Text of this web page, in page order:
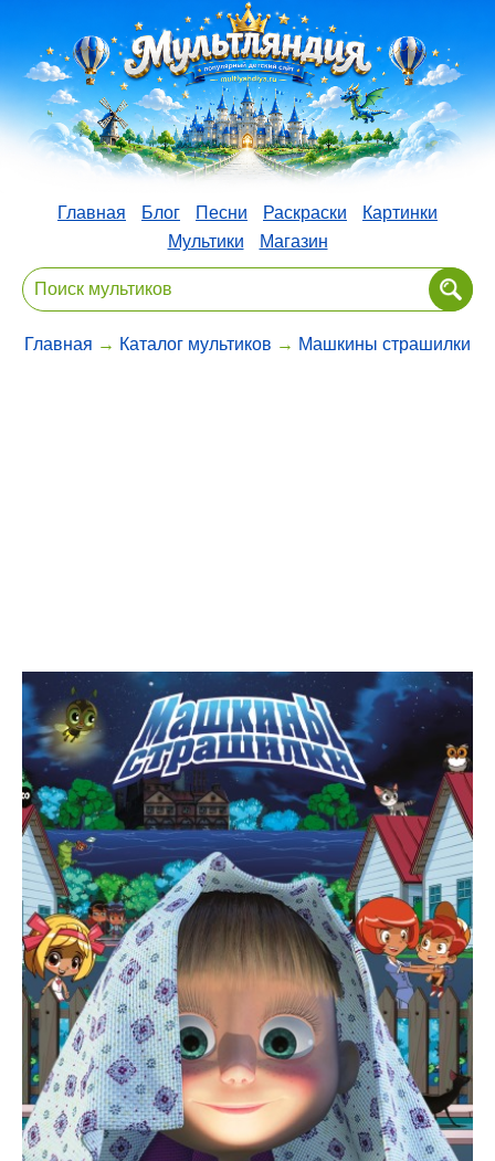
Главная Блог Песни Раскраски
Картинки
Мультики
Магазин
Главная → Каталог мультиков → Машкины страшилки